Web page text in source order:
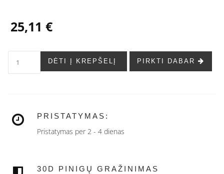
25,11 €
DĖTI Į KREPŠELĮ PIRKTI DABAR
PRISTATYMAS:
Pristatymas per 2 - 4 dienas
30D PINIGŲ GRAŽINIMAS